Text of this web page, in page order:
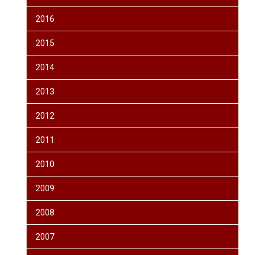
2016
2015
2014
2013
2012
2011
2010
2009
2008
2007